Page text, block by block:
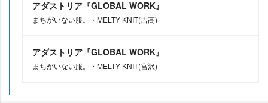
アダストリア『GLOBAL WORK』
まちがいない服。・MELTY KNIT(吉高)
アダストリア『GLOBAL WORK』
まちがいない服。・MELTY KNIT(宮沢)